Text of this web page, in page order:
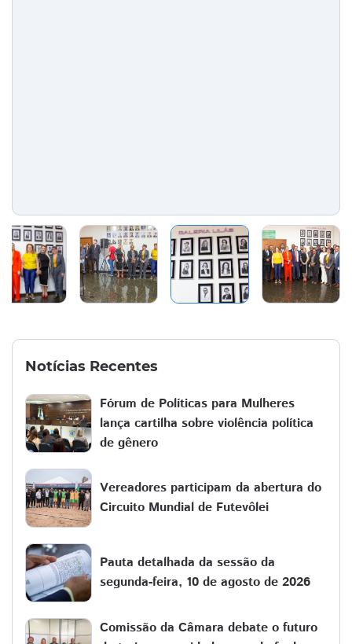
Notícias Recentes
Fórum de Políticas para Mulheres
lança cartilha sobre violência política
de gênero
Vereadores participam da abertura do
Circuito Mundial de Futevôlei
Pauta detalhada da sessão da
segunda-feira, 10 de agosto de 2026
Comissão da Câmara debate o futuro